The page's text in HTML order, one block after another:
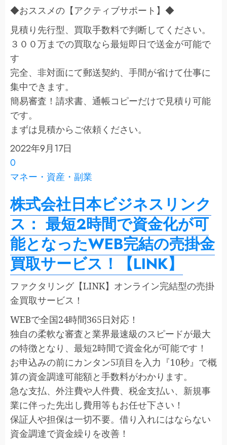
◆おススメの【アクティブサポート】◆
見積り先行型、買取手数料で判断してください。
３００万までの買取なら最短即日で送金が可能で
す
完全、非対面にて郵送契約、手間が省けて仕事に
集中できます。
簡易審査！請求書、通帳コピーだけで見積り可能
です。
まずは見積からご依頼ください。
2022年9月17日
0
マネー・資産・副業
株式会社日本ビジネスリンク
ス： 最短2時間で資金化が可
能となったWEB完結の売掛金
買取サービス！【LINK】
ファクタリング【LINK】オンライン完結型の売掛
金買取サービス！
WEBで全国24時間365日対応！
独自の柔軟な審査と業界最速級のスピードが最大
の特徴となり、最短2時間で資金化が可能です！
お申込みの前にカンタン5項目を入力『10秒』で概
算の資金調達可能額と手数料がわかります。
急な支払、外注費や人件費、税金支払い、新規事
業に伴った先出し費用等もお任せ下さい！
保証人や担保は一切不要。借り入れにはならない
資金調達で資金繰りを改善！